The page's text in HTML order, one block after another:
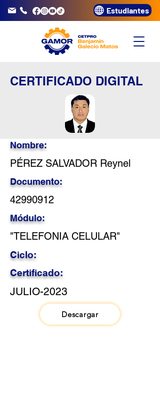
3320072 Estudiantes
CERTIFICADO DIGITAL
Nombre:
PÉREZ SALVADOR Reynel
Documento:
42990912
Módulo:
"TELEFONIA CELULAR"
Ciclo:
Certificado:
JULIO-2023
Descargar